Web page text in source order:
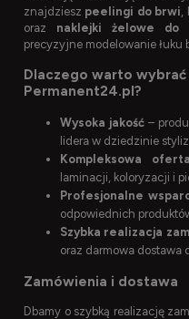
znajdziesz peelingi do brwi,
oraz naklejki żelowe do
precyzyjne modelowanie łuku
Dlaczego warto
Permanent24.pl?
Wysoka jakość–
lidera w dziedzinie
Kompleksowa oferta
laminacji, koloryzacji i
Profesjonalne
odpowiednich
Szybka realizacja
oraz darmowa dostawa
Zamówienia i dostawa
Dbamy o szybką realizację